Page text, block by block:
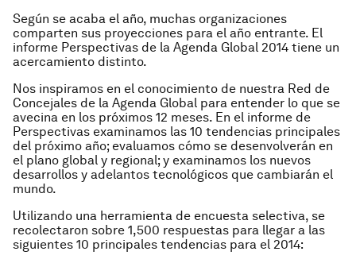
Según se acaba el año, muchas organizaciones
comparten sus proyecciones para el año entrante. El
informe Perspectivas de la Agenda Global 2014 tiene un
acercamiento distinto.
Nos inspiramos en el conocimiento de nuestra Red de
Concejales de la Agenda Global para entender lo que se
avecina en los próximos 12 meses. En el informe de
Perspectivas examinamos las 10 tendencias principales
del próximo año; evaluamos cómo se desenvolverán en
el plano global y regional; y examinamos los nuevos
desarrollos y adelantos tecnológicos que cambiarán el
mundo.
Utilizando una herramienta de encuesta selectiva, se
recolectaron sobre 1,500 respuestas para llegar a las
siguientes 10 principales tendencias para el 2014: